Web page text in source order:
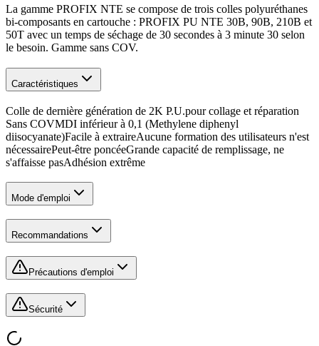
La gamme PROFIX NTE se compose de trois colles polyuréthanes
bi-composants en cartouche : PROFIX PU NTE 30B, 90B, 210B et
50T avec un temps de séchage de 30 secondes à 3 minute 30 selon
le besoin. Gamme sans COV.
Caractéristiques
Colle de dernière génération de 2K P.U.pour collage et réparation
Sans COVMDI inférieur à 0,1 (Methylene diphenyl
diisocyanate)Facile à extraireAucune formation des utilisateurs n'est
nécessairePeut-être poncéeGrande capacité de remplissage, ne
s'affaisse pasAdhésion extrême
Mode d'emploi
Recommandations
Précautions d'emploi
Sécurité